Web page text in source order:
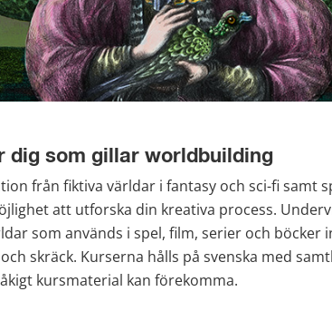
dig som gillar worldbuilding
från fiktiva världar i fantasy och sci-fi samt
att utforska din kreativa process.
som används i spel, film, serier och böcker
skräck. Kurserna hålls på svenska med
kursmaterial kan förekomma.